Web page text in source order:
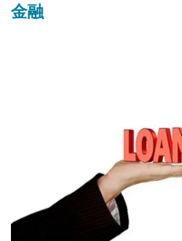
金融